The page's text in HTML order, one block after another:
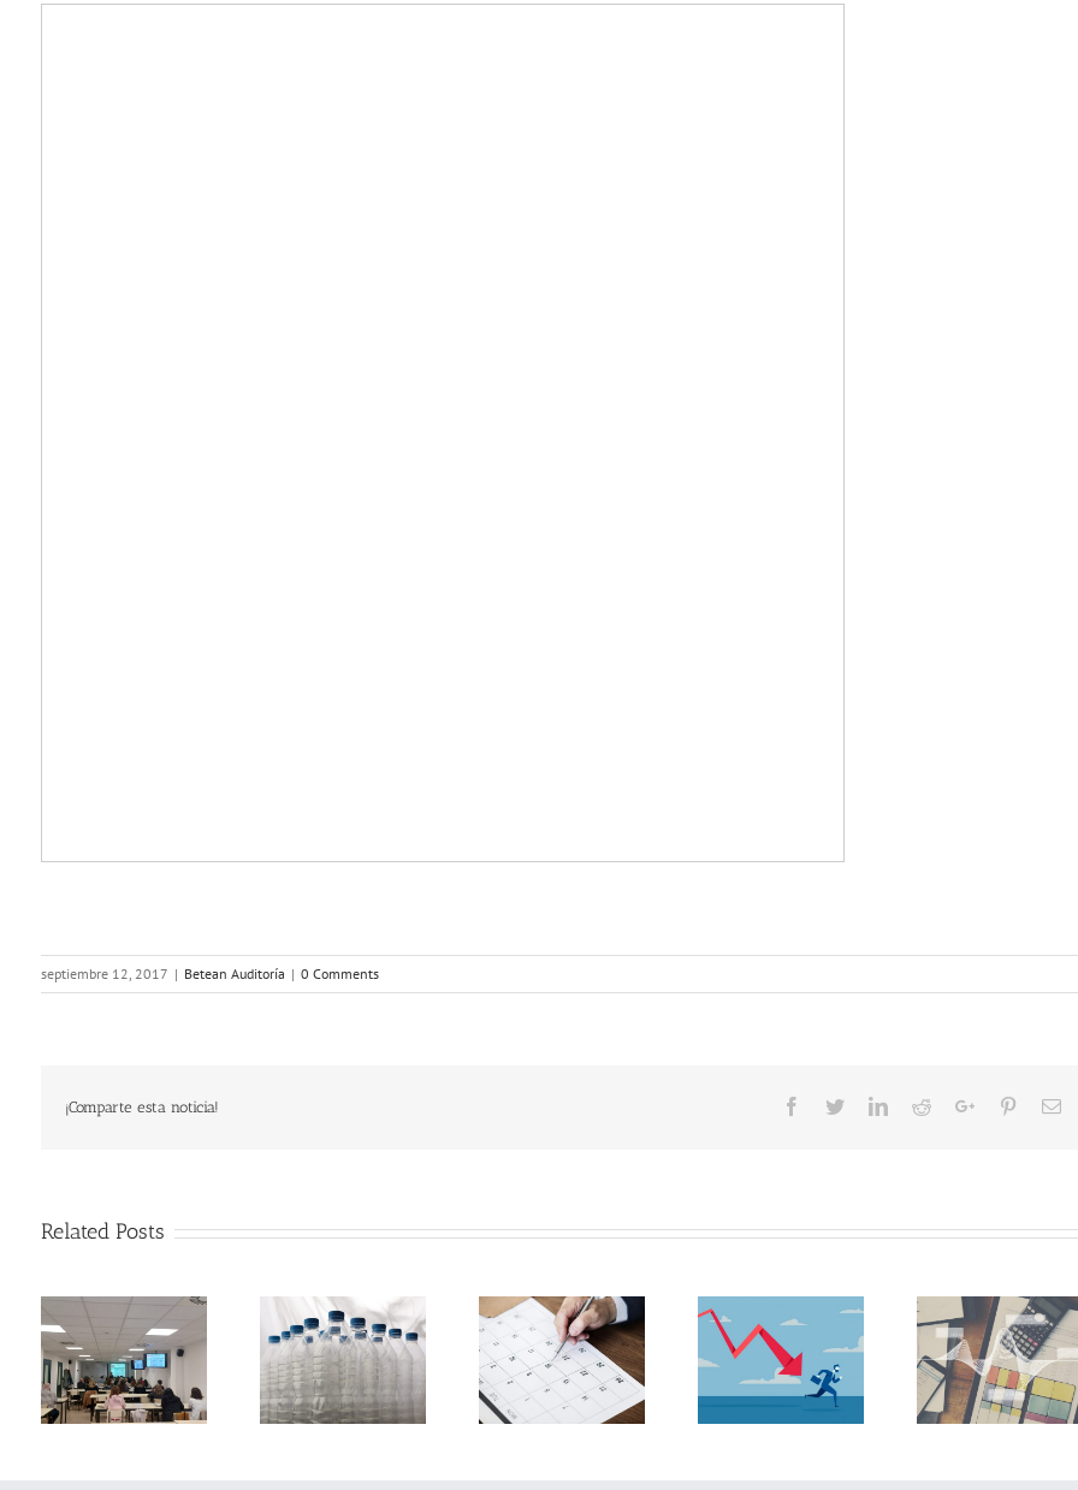
septiembre 12, 2017 | Betean Auditoría | 0 Comments
¡Comparte esta noticia! Facebook
TwitterLinkedIn
RedditGoogle+
Related Posts
Contabilización
del impuesto
especial sobre los
envases de
plástico no
Obligaciones
fiscales – Abril
2023
Prórroga de la
moratoria para
excluir las
pérdidas de los
ejercicios 2020 y
2021 a los efectos
Obligación de
incorporar en la
memoria
información del
periodo medio de